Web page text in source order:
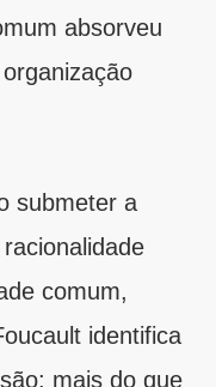
absorveu
submeter a
comum,
identifica
mais do que